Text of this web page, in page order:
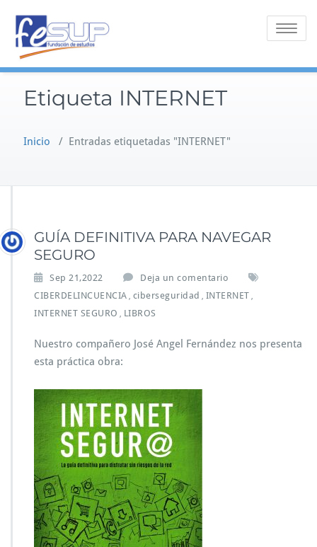
contenido
Alternar
Etiqueta INTERNET
Inicio / Entradas etiquetadas "INTERNET"
GUÍA DEFINITIVA PARA NAVEGAR
SEGURO
Sep 21,2022
Deja un comentario
CIBERDELINCUENCIA ciberseguridad INTERNET
INTERNET SEGURO LIBROS
Nuestro compañero José Angel Fernández nos presenta
esta práctica obra: